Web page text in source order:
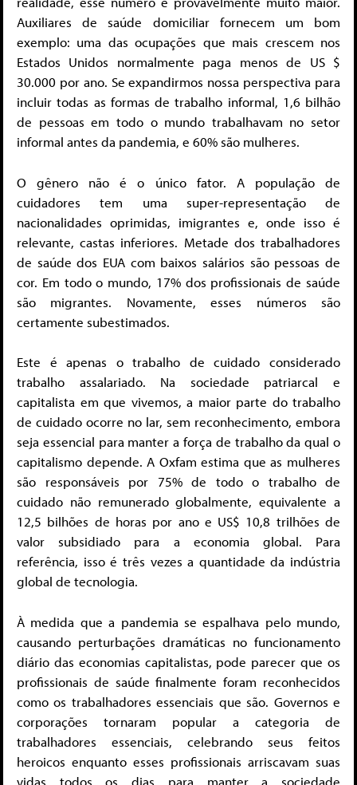
Auxiliares de saúde domiciliar fornecem um bom
exemplo: uma das ocupações que mais crescem nos
Estados Unidos normalmente paga menos de US $
30.000 por ano. Se expandirmos nossa perspectiva para
incluir todas as formas de trabalho informal, 1,6 bilhão
de pessoas em todo o mundo trabalhavam no setor
informal antes da pandemia, e 60% são mulheres.
O gênero não é o único fator. A população de
cuidadores tem uma super-representação de
nacionalidades oprimidas, imigrantes e, onde isso é
relevante, castas inferiores. Metade dos trabalhadores
de saúde dos EUA com baixos salários são pessoas de
cor. Em todo o mundo, 17% dos profissionais de saúde
são migrantes. Novamente, esses números são
certamente subestimados.
Este é apenas o trabalho de cuidado considerado
trabalho assalariado. Na sociedade patriarcal e
capitalista em que vivemos, a maior parte do trabalho
de cuidado ocorre no lar, sem reconhecimento, embora
seja essencial para manter a força de trabalho da qual o
capitalismo depende. A Oxfam estima que as mulheres
são responsáveis por 75% de todo o trabalho de
cuidado não remunerado globalmente, equivalente a
12,5 bilhões de horas por ano e US$ 10,8 trilhões de
valor subsidiado para a economia global. Para
referência, isso é três vezes a quantidade da indústria
global de tecnologia.
À medida que a pandemia se espalhava pelo mundo,
causando perturbações dramáticas no funcionamento
diário das economias capitalistas, pode parecer que os
profissionais de saúde finalmente foram reconhecidos
como os trabalhadores essenciais que são. Governos e
corporações tornaram popular a categoria de
trabalhadores essenciais, celebrando seus feitos
heroicos enquanto esses profissionais arriscavam suas
vidas todos os dias para manter a sociedade